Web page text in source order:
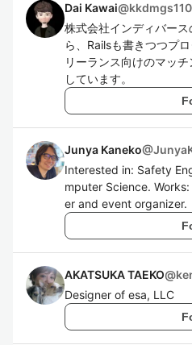
Dai Kawai@kkdmgs110
株式会社インディバー
ら、Railsも書きつつプ
リーランス向けのマッ
しています。
Junya Kaneko@
Interested in: Safety
mputer Science.
er and event organizer.
AKATSUKA TAEKO@
Designer of esa, LLC